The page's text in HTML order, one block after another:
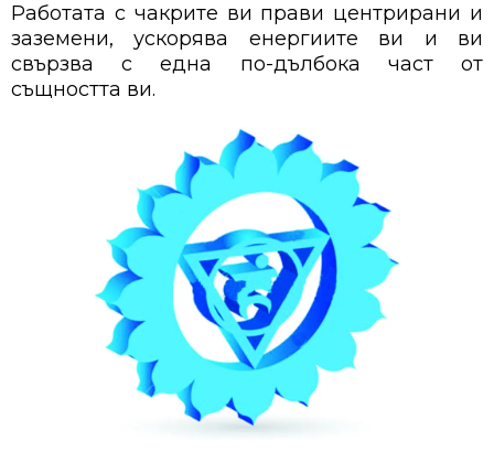
Работата с чакрите ви прави центрирани и
заземени, ускорява енергиите ви и ви
свързва с една по-дълбока част от
същността ви.